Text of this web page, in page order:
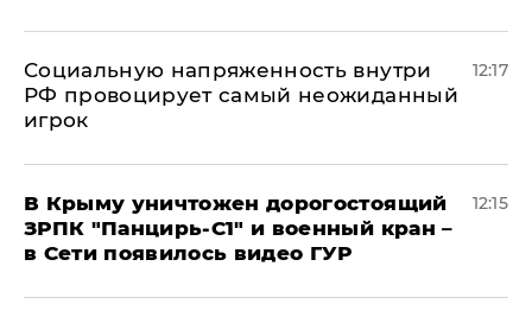
Социальную напряженность внутри
РФ провоцирует самый неожиданный
игрок
12:17
В Крыму уничтожен дорогостоящий
ЗРПК "Панцирь-С1" и военный кран –
в Сети появилось видео ГУР
12:15